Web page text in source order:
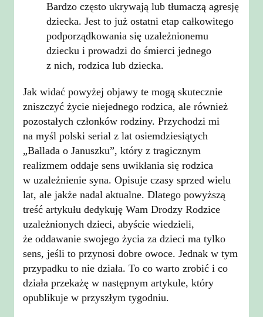
Bardzo często ukrywają lub tłumaczą agresję
dziecka. Jest to już ostatni etap całkowitego
podporządkowania się uzależnionemu
dziecku i prowadzi do śmierci jednego
z nich, rodzica lub dziecka.
Jak widać powyżej objawy te mogą skutecznie
zniszczyć życie niejednego rodzica, ale również
pozostałych członków rodziny. Przychodzi mi
na myśl polski serial z lat osiemdziesiątych
„Ballada o Januszku”, który z tragicznym
realizmem oddaje sens uwikłania się rodzica
w uzależnienie syna. Opisuje czasy sprzed wielu
lat, ale jakże nadal aktualne. Dlatego powyższą
treść artykułu dedykuję Wam Drodzy Rodzice
uzależnionych dzieci, abyście wiedzieli,
że oddawanie swojego życia za dzieci ma tylko
sens, jeśli to przynosi dobre owoce. Jednak w tym
przypadku to nie działa. To co warto zrobić i co
działa przekażę w następnym artykule, który
opublikuje w przyszłym tygodniu.